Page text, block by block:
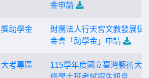
金申請
獎助學金
財團法人行天宮文教發展促
金會「助學金」申請
大考專區
115學年度國立臺灣藝術大